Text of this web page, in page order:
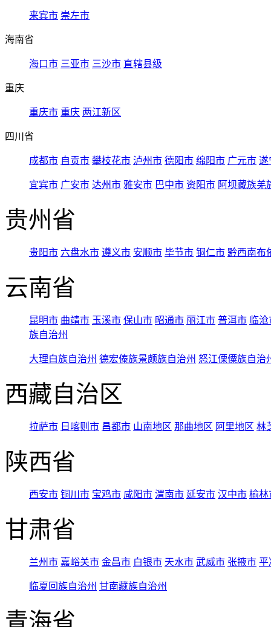
来宾市 崇左市
海南省
海口市 三亚市 三沙市 直辖县级
重庆
重庆市 重庆 两江新区
四川省
成都市 自贡市 攀枝花市 泸州市 德阳市 绵阳市 广元市 遂
宜宾市 广安市 达州市 雅安市 巴中市 资阳市 阿坝藏族羌
贵州省
贵阳市 六盘水市 遵义市 安顺市 毕节市 铜仁市 黔西南布
云南省
昆明市 曲靖市 玉溪市 保山市 昭通市 丽江市 普洱市 临
族自治州
大理白族自治州 德宏傣族景颇族自治州 怒江傈僳族自治
西藏自治区
拉萨市 日喀则市 昌都市 山南地区 那曲地区 阿里地区 林
陕西省
西安市 铜川市 宝鸡市 咸阳市 渭南市 延安市 汉中市 榆林
甘肃省
兰州市 嘉峪关市 金昌市 白银市 天水市 武威市 张掖市 平
临夏回族自治州 甘南藏族自治州
青海省